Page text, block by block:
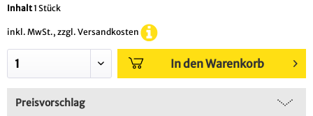
Inhalt1 Stück
inkl. MwSt., zzgl. Versandkosten
In den Warenkorb
Preisvorschlag